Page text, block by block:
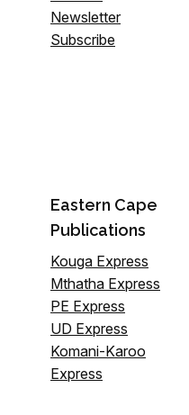
Newsletter
Subscribe
Eastern Cape
Publications
Kouga Express
Mthatha Express
PE Express
UD Express
Komani-Karoo
Express